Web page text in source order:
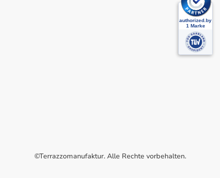
©Terrazzomanufaktur. Alle Rechte vorbehalten.